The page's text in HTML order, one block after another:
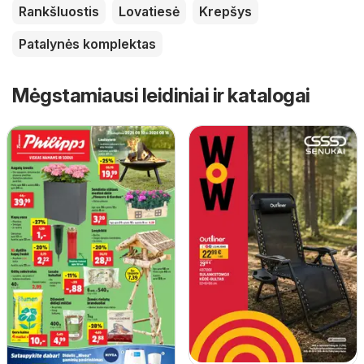
Rankšluostis
Lovatiesė
Krepšys
Patalynės komplektas
Mėgstamiausi leidiniai ir katalogai